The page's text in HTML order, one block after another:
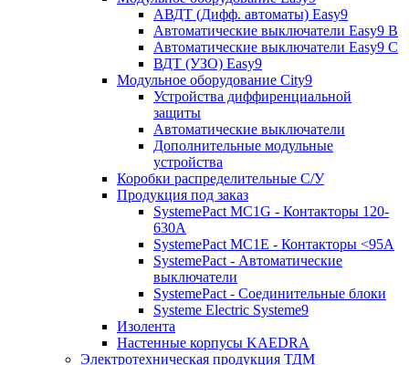
АВДТ (Дифф. автоматы) Easy9
Автоматические выключатели Easy9 В
Автоматические выключатели Easy9 С
ВДТ (УЗО) Easy9
Модульное оборудование City9
Устройства диффиренциальной
защиты
Автоматические выключатели
Дополнительные модульные
устройства
Коробки распределительные C/У
Продукция под заказ
SystemePact MC1G - Контакторы 120-
630A
SystemePact MC1E - Контакторы <95A
SystemePact - Автоматические
выключатели
SystemePact - Соединительные блоки
Systeme Electric Systeme9
Изолента
Настенные корпусы KAEDRA
Электротехническая продукция ТДМ